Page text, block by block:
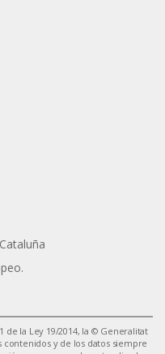
la Ley 19/2014, la © Generalitat
y de los datos siempre